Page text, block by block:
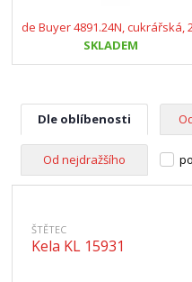
de Buyer 4891.24N, cukrářská,
SKLADEM
Dle oblíbenosti
Od nejdražšího
ŠTĚTEC
Kela KL 15931